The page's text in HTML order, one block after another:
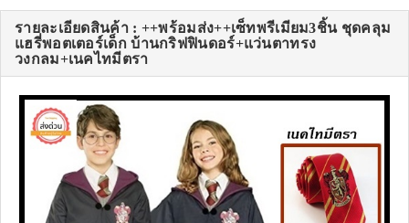
รายละเอียดสินค้า : ++พร้อมส่ง++เซ็ทพรีเมียม3ชิ้น ชุดคลุม
แฮรี่พอตเตอร์เด็ก บ้านกริฟฟินดอร์+แว่นตาทรง
วงกลม+เนคไทมีตรา